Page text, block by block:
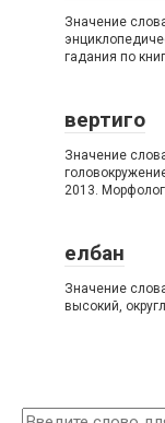
Значение
гадания по
вертиго
Значение
2013.
елбан
Значение
высокий,